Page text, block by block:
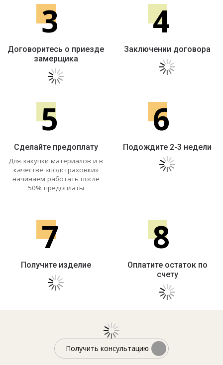
3
Договоритесь о приезде
замерщика
4
Заключении договора
5
Сделайте предоплату
Для закупки материалов и в
качестве «подстраховки»
начинаем работать после
50% предоплаты
6
Подождите 2-3 недели
7
Получите изделие
8
Оплатите остаток по
счету
Получить консультацию